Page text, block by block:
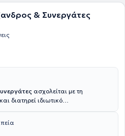
& Συνεργάτες
ασχολείται με τη
διατηρεί ιδιωτικό
του εντός και εκτός Ελλάδος σε
σπουδές του και την πολυετή